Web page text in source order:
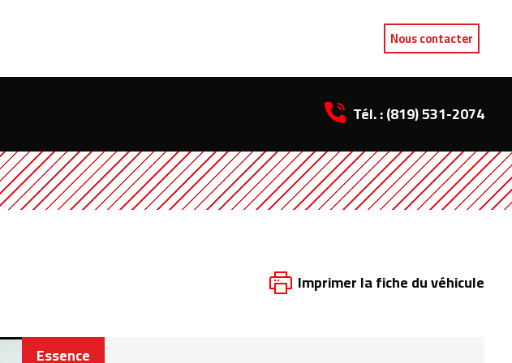
Nous contacter
Tél. :(819) 531-2074
Imprimer la fiche du véhicule
Essence